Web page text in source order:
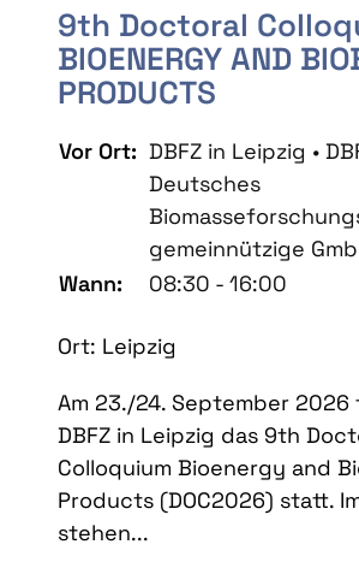
9th Doctoral
BIOENERGY AND
PRODUCTS
Vor Ort: DBFZ in Leipzig •
Deutsches
gemeinnützige
Wann:
08:30 - 16:00
Ort: Leipzig
Am 23./24. September 2026
DBFZ in Leipzig das 9th
Colloquium Bioenergy and
Products (DOC2026) statt.
stehen...